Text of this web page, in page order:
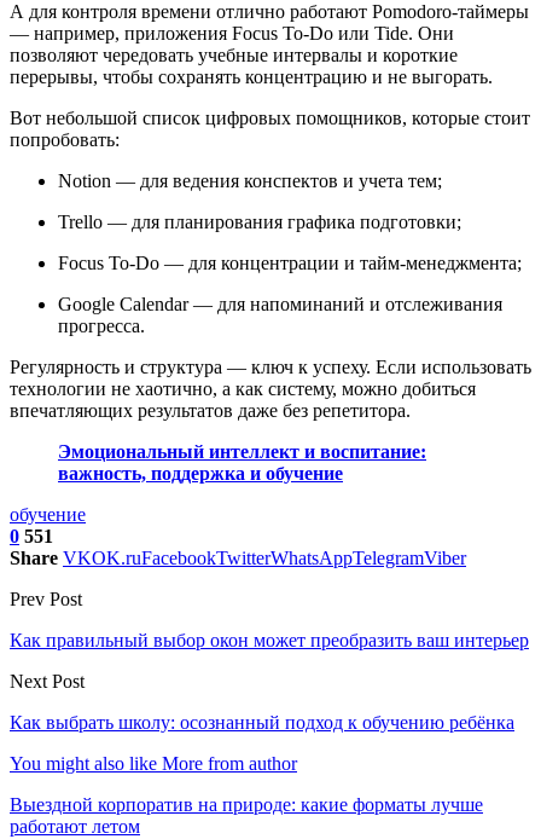
А для контроля времени отлично работают Pomodoro-таймеры
— например, приложения Focus To-Do или Tide. Они
позволяют чередовать учебные интервалы и короткие
перерывы, чтобы сохранять концентрацию и не выгорать.
Вот небольшой список цифровых помощников, которые стоит
попробовать:
Notion — для ведения конспектов и учета тем;
Trello — для планирования графика подготовки;
Focus To-Do — для концентрации и тайм-менеджмента;
Google Calendar — для напоминаний и отслеживания
прогресса.
Регулярность и структура — ключ к успеху. Если использовать
технологии не хаотично, а как систему, можно добиться
впечатляющих результатов даже без репетитора.
Эмоциональный интеллект и воспитание:
важность, поддержка и обучение
обучение
0 551
Share VKOK.ruFacebookTwitterWhatsAppTelegramViber
Prev Post
Как правильный выбор окон может преобразить ваш интерьер
Next Post
Как выбрать школу: осознанный подход к обучению ребёнка
You might also like More from author
Выездной корпоратив на природе: какие форматы лучше
работают летом